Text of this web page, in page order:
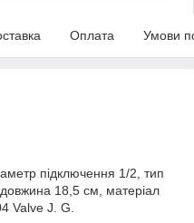
Оплата Умови
підключення 1/2, тип
18,5 см, матеріал
Valve J. G.